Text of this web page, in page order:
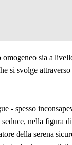
sia a
si svolge
- spesso
nella figura
della serena